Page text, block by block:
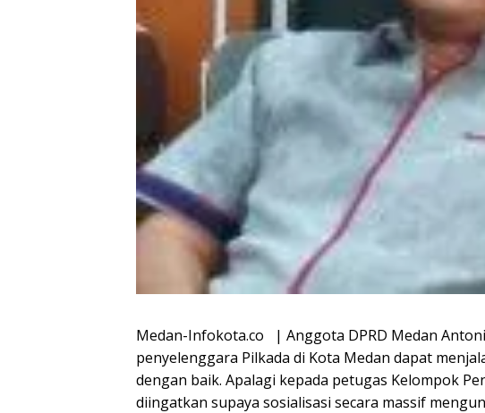
Medan-Infokota.co | Anggota DPRD Medan
penyelenggara Pilkada di Kota Medan dapat
dengan baik. Apalagi kepada petugas Kelompok
diingatkan supaya sosialisasi secara massif